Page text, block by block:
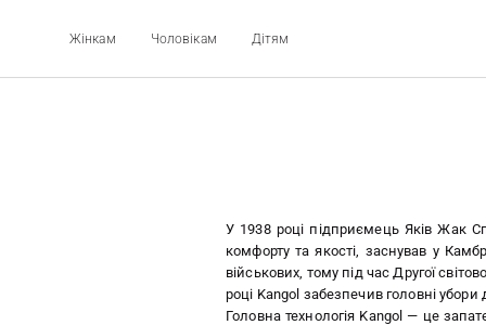
Жінкам Чоловікам Дітям
У 1938 році підприємець Яків Жак
комфорту та якості, заснував у
військових, тому під час Другої
році Kangol забезпечив головні убори
Головна технологія Kangol — це